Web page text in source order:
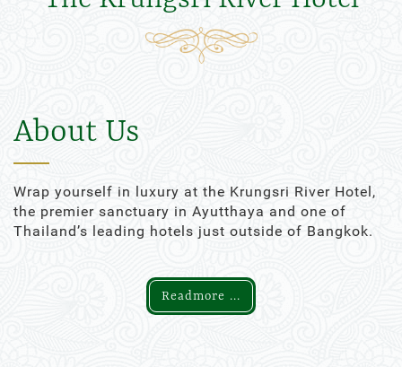
About Us
Wrap yourself in luxury at the Krungsri River Hotel,
the premier sanctuary in Ayutthaya and one of
Thailand’s leading hotels just outside of Bangkok.
Readmore ...